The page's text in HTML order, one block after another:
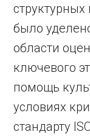
было
области
ключевого
помощь
условиях
стандарту